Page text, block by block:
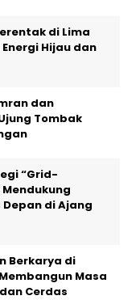
di Lima
Hijau dan
dan
Tombak
“Grid-
di Ajang
Berkarya di
Masa
Cerdas